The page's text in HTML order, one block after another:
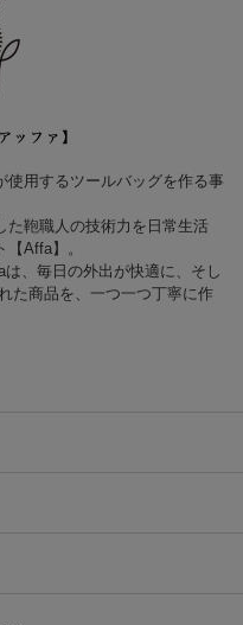
用するツールバッグを作る事
た鞄職人の技術力を日常生活
Affa】。
は、毎日の外出が快適に、そし
た商品を、一つ一つ丁寧に作